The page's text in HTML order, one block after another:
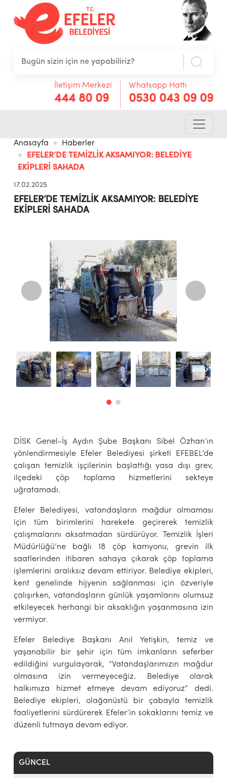
İletişim Merkezi
444 80 09
Whatsapp Hattı
0530 043 09 09
Anasayfa
Haberler
EFELER’DE TEMİZLİK AKSAMIYOR: BELEDİYE
EKİPLERİ SAHADA
GÜNCEL
17.02.2025
EFELER’DE TEMİZLİK AKSAMIYOR: BELEDİYE
EKİPLERİ SAHADA
DİSK Genel-İş Aydın Şube Başkanı Sibel Özhan’ın
yönlendirmesiyle Efeler Belediyesi şirketi EFEBEL’de
çalışan temizlik işçilerinin başlattığı yasa dışı grev,
ilçedeki çöp toplama hizmetlerini sekteye
uğratamadı.
Efeler Belediyesi, vatandaşların mağdur olmaması
için tüm birimlerini harekete geçirerek temizlik
çalışmalarını aksatmadan sürdürüyor. Temizlik İşleri
Müdürlüğü’ne bağlı 18 çöp kamyonu, grevin ilk
saatlerinden itibaren sahaya çıkarak çöp toplama
işlemlerini aralıksız devam ettiriyor. Belediye ekipleri,
kent genelinde hijyenin sağlanması için özveriyle
çalışırken, vatandaşların günlük yaşamlarını olumsuz
etkileyecek herhangi bir aksaklığın yaşanmasına izin
vermiyor.
Efeler Belediye Başkanı Anıl Yetişkin, temiz ve
yaşanabilir bir şehir için tüm imkanların seferber
edildiğini vurgulayarak, “Vatandaşlarımızın mağdur
olmasına izin vermeyeceğiz. Belediye olarak
halkımıza hizmet etmeye devam ediyoruz” dedi.
Belediye ekipleri, olağanüstü bir çabayla temizlik
faaliyetlerini sürdürerek Efeler’in sokaklarını temiz ve
düzenli tutmaya devam ediyor.